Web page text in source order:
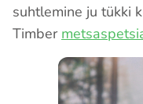
suhtlemine ju tükki
Timber